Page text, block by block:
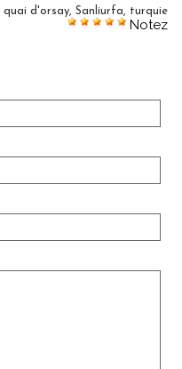
quai d'orsay, Sanliurfa, turquie
Notez